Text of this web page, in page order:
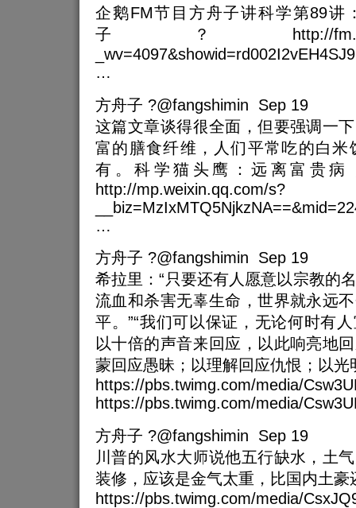
企鹅FM节目方舟子讲科学第89讲
子？http://
…
方舟子 ?@fangshimin Sep 19
这篇文章谈得很全面，但要强调一
富的膳食纤维，人们平常吃的白米
有。科学猫头鹰：远离富贵病
http://mp.weixin.qq.com/s?
…
方舟子 ?@fangshimin Sep 19
希拉里：“只要还有人愿意以宗教
流血和杀害无辜生命，世界就永远
平。”“我们可以保证，无论何时有
以十倍的声音来回应，以此响亮地
蒙回应愚昧；以理解回应仇恨；以光
https://pbs.twimg.com/media/
https://pbs.twimg.com/media/
方舟子 ?@fangshimin Sep 19
川普的风水大师说他五行缺水，土
装修，应该是金气太重，比国内土豪
https://pbs.twimg.com/media/